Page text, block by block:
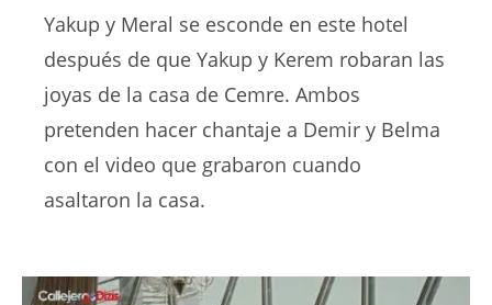
Yakup y Meral se esconde en este hotel
después de que Yakup y Kerem robaran las
joyas de la casa de Cemre. Ambos
pretenden hacer chantaje a Demir y Belma
con el video que grabaron cuando
asaltaron la casa.